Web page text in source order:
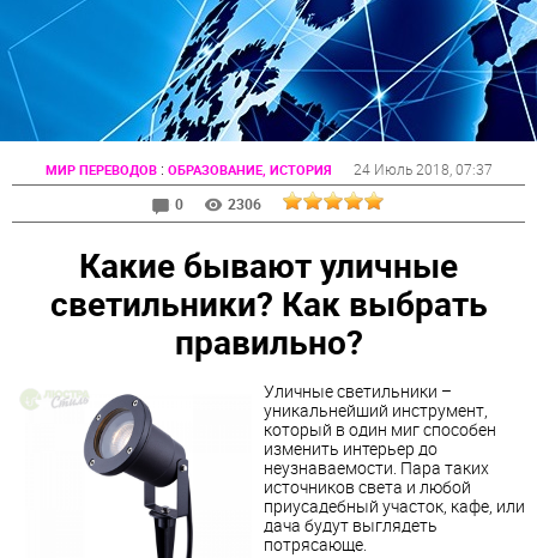
МИР ПЕРЕВОДОВ: ОБРАЗОВАНИЕ, ИСТОРИЯ 24 Июль 2018 , 07:37
0
2306
Какие бывают уличные
светильники? Как выбрать
правильно?
Уличные светильники –
уникальнейший инструмент,
который в один миг способен
изменить интерьер до
неузнаваемости. Пара таких
источников света и любой
приусадебный участок, кафе, или
дача будут выглядеть
потрясающе.